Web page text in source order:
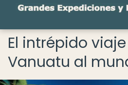
El intrépido
Vanuatu al